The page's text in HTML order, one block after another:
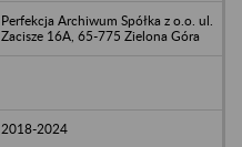
Perfekcja Archiwum Spółka z o.o. ul.
Zacisze 16A, 65-775 Zielona Góra
2018-2024